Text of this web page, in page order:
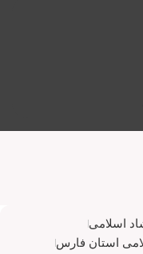
اسلامی
استان فارس